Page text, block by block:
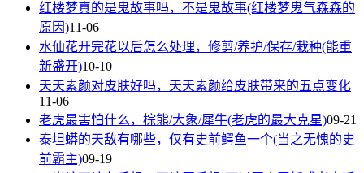
红楼梦真的是鬼故事吗，不是鬼故事(红楼梦鬼气森森的
原因)11-06
水仙花开完花以后怎么处理，修剪/养护/保存/栽种(能重
新盛开)10-10
天天素颜对皮肤好吗，天天素颜给皮肤带来的五点变化
11-06
老虎最害怕什么，棕熊/大象/犀牛(老虎的最大克星)09-21
泰坦蟒的天敌有哪些，仅有史前鳄鱼一个(当之无愧的史
前霸主)09-19